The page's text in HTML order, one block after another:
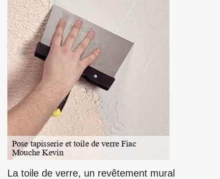
La toile de verre, un revêtement mural